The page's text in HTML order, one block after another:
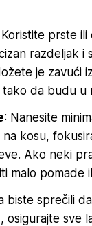
Koristite prste ili
razdeljak i
je zavući
tako da budu u
: Nanesite
na kosu,
Ako neki
malo pomade
biste sprečili
osigurajte sve